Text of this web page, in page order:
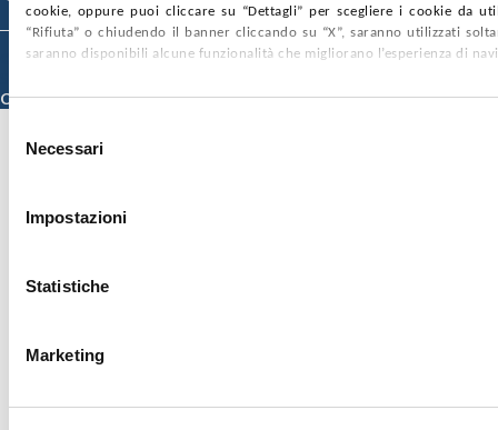
cookie, oppure puoi cliccare su “Dettagli” per scegliere i cookie da
“Rifiuta” o chiudendo il banner cliccando su “X”, saranno utilizzati
saranno disponibili alcune funzionalità che migliorano l’esperienza di
delNecessari
Impostazioni
Statistiche
Marketing
© 2026 ISMETT (Istituto Mediterraneo per i Trapianti e Terapie ad Alta
Credits